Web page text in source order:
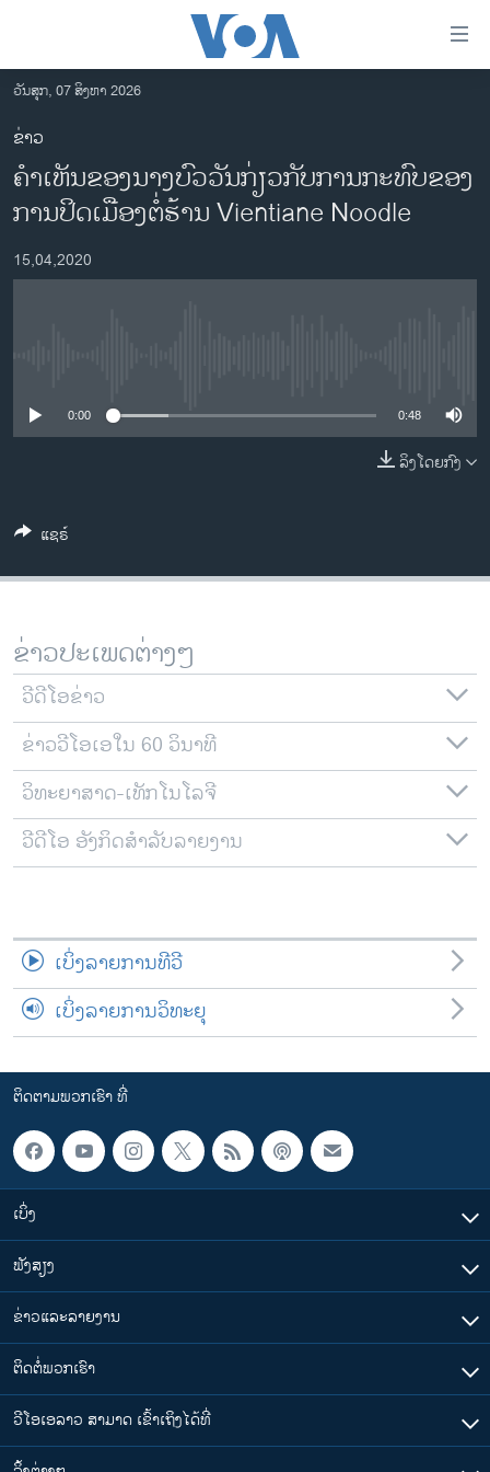
ເຂົ້າ
ຫາ
ຂ້າມ
ຂ້າມ
ຂ້າມ
ໄປ
ຫາ
ຊອກ
ອາເມຣິກາ
ການເລືອກຕັ້ງ ປະທານາທີບໍດີ ສະຫະລັດ 2024
ຂ່າວ​ຈີນ
ຊີວິດຊາວລາວ
ທຸລະກິດ
ພາສາອັງກິດ
ສຽງ
ລາຍການກະຈາຍສຽງ
ລາຍງານ
ຕິດຕາມພວກເຮົາ ທີ່
ພາສາຕ່າງໆ
ວັນສຸກ, 07 ສິງຫາ 2026
ຂ່າວ
ຄໍາເຫັນຂອງນາງບົວວັນກ່ຽວກັບການກະທົບຂອງ
ການປິດເມືອງຕໍ່ຮ້ານ Vientiane Noodle
15,04,2020
0:00 0:48
ລິງໂດຍກົງ
ແຊຣ໌
ຂ່າວປະເພດຕ່າງໆ
ວີດີໂອຂ່າວ
ຂ່າວວີໂອເອໃນ 60 ວິນາທີ
ວິທະຍາສາດ-ເທັກໂນໂລຈີ
ວີດີໂອ ອັງກິດສຳລັບລາຍງານ
ເບິ່ງລາຍການທີວີ
ເບິ່ງລາຍການວິທະຍຸ
ຕິດຕາມພວກເຮົາ ທີ່
ເບິ່ງ
ຟັງສຽງ
ຂ່າວແລະລາຍງານ
ຕິດຕໍ່ພວກເຮົາ
ວີໂອເອລາວ ສາມາດ ເຂົ້າເຖິງໄດ້ທີ່